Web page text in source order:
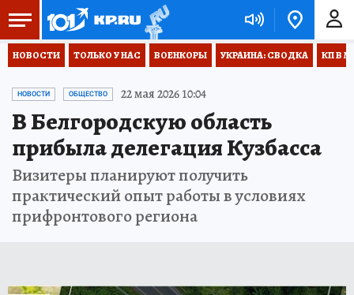
НОВОСТИ ТОЛЬКО У НАС ВОЕНКОРЫ УКРАИНА: СВОДКА КП В
НОВОСТИ ОБЩЕСТВО 22 мая 2026 10:04
В Белгородскую область
прибыла делегация Кузбасса
Визитеры планируют получить
практический опыт работы в условиях
прифронтового региона